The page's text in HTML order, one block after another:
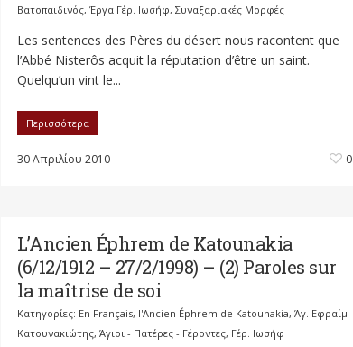
Βατοπαιδινός, Έργα Γέρ. Ιωσήφ, Συναξαριακές Μορφές
Les sentences des Pères du désert nous racontent que
l’Abbé Nisterôs acquit la réputation d’être un saint.
Quelqu’un vint le...
Περισσότερα
30 Απριλίου 2010 0
L’Ancien Éphrem de Katounakia
(6/12/1912 – 27/2/1998) – (2) Paroles sur
la maîtrise de soi
Κατηγορίες: En Français, l'Ancien Éphrem de Katounakia, Άγ. Εφραίμ
Κατουνακιώτης, Άγιοι - Πατέρες - Γέροντες, Γέρ. Ιωσήφ